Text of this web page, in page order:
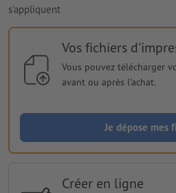
s'appliquent
Vos fichiers
Vous pouvez télécharger
avant ou après l'achat.
Je dépose mes
Créer en ligne